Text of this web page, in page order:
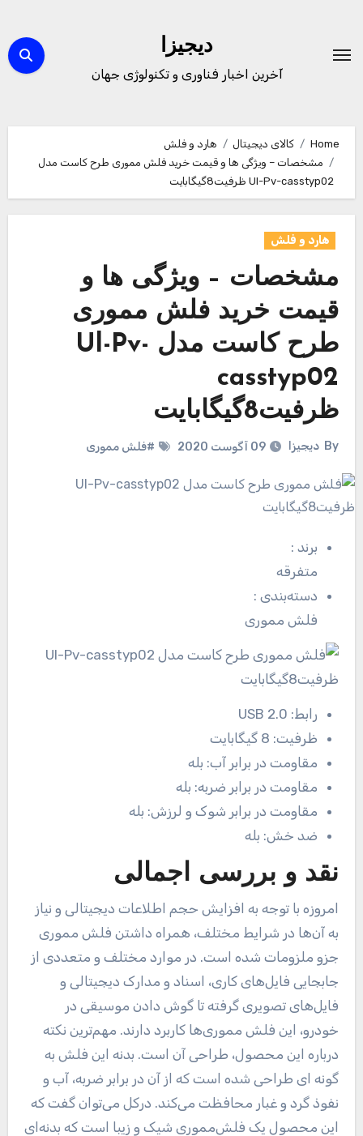
content
دیجیزا
آخرین اخبار فناوری و تکنولوژی جهان
Home کالای دیجیتال
هارد و فلش
مشخصات – ویژگی ها و قیمت خرید فلش مموری طرح کاست مدل
Ul-Pv-casstyp02 ظرفیت8گیگابایت
هارد و فلش
مشخصات – ویژگی ها و
قیمت خرید فلش مموری
طرح کاست مدل Ul-Pv-
casstyp02
ظرفیت8گیگابایت
By دیجیزا 09 آگوست 2020 #فلش مموری
برند:
متفرقه
دسته‌بندی:
فلش مموری
رابط: USB 2.0
ظرفیت: 8 گیگابایت
مقاومت در برابر آب: بله
مقاومت در برابر ضربه: بله
مقاومت در برابر شوک و لرزش: بله
ضد خش: بله
نقد و بررسی اجمالی
امروزه با توجه به افزایش حجم اطلاعات دیجیتالی و نیاز
به آن‌ها در شرایط مختلف، همراه داشتن فلش مموری
جزو ملزومات شده است. در موارد مختلف و متعددی از
جابجایی فایل‌های کاری، اسناد و مدارک دیجیتالی و
فایل‌های تصویری گرفته تا گوش دادن موسیقی در
خودرو، این فلش مموری‌ها کاربرد دارند. مهم‌ترین نکته
درباره این محصول، طراحی آن است. بدنه این فلش به
گونه ای طراحی شده است که از آن در برابر ضربه، آب و
نفوذ گرد و غبار محافظت می‌کند. درکل می‌توان گفت که
این محصول یک فلش‌مموری شیک و زیبا است که بدنه‌ای